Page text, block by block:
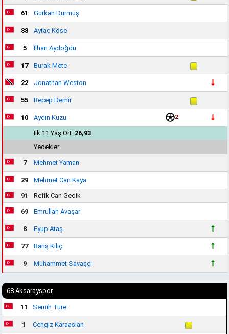
61 Gürkan Durmuş
88 Aytaç Köse
5 İlhan Aydoğdu
17 Burak Mete
22 Jonathan Weston
55 Recep Demir
10 Aydın Kuzu 2
İlk 11 Yaş Ort. 26,93
Yedekler
7 Mehmet Yaman
29
Mehmet Can Kaya
91
Refik Can Gedik
69 Emrullah Avaşar
8 Eyup Ataş
77 Barış Kılıç
9 Muhammet Savaşçı
68 Aksarayspor
11 Semih Türe
1 Cengiz Karaaslan